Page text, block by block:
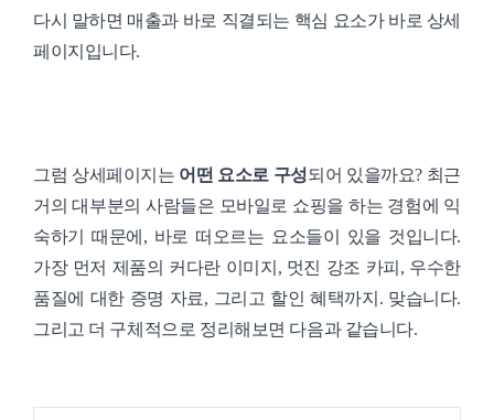
다시 말하면 매출과 바로 직결되는 핵심 요소가 바로 상세
페이지입니다.
그럼 상세페이지는 어떤 요소로 구성되어 있을까요? 최근
거의 대부분의 사람들은 모바일로 쇼핑을 하는 경험에 익
숙하기 때문에, 바로 떠오르는 요소들이 있을 것입니다.
가장 먼저 제품의 커다란 이미지, 멋진 강조 카피, 우수한
품질에 대한 증명 자료, 그리고 할인 혜택까지. 맞습니다.
그리고 더 구체적으로 정리해보면 다음과 같습니다.